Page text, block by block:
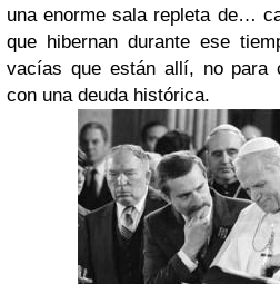
una enorme sala repleta de…
que hibernan durante ese
vacías que están allí, no para
con una deuda histórica.